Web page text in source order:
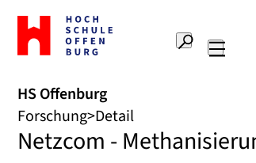
Zur
Startseite
Hochschule
Suche
HS Offenburg
Forschung Detail
Netzcom -